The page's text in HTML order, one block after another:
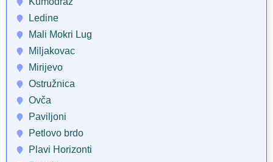
Ledine
Mali Mokri Lug
Miljakovac
Mirijevo
Ostružnica
Ovča
Paviljoni
Petlovo brdo
Plavi Horizonti